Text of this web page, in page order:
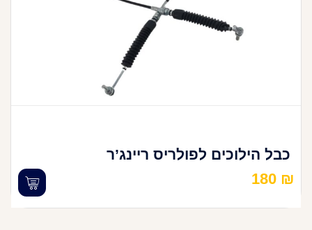
כבל הילוכים לפולריס ריינג’ר
180 ₪